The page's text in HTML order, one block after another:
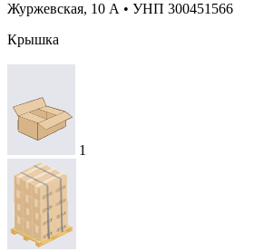
Журжевская, 10 А • УНП 300451566
Крышка
1